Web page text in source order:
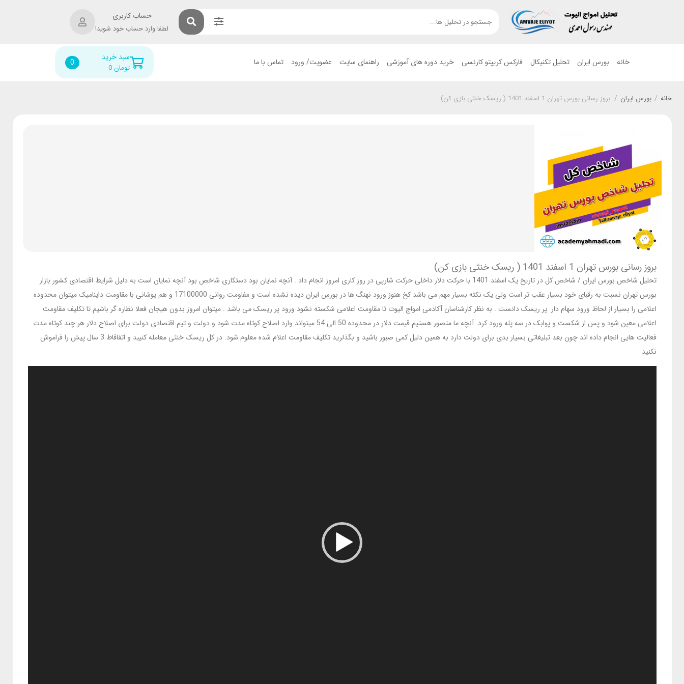
حساب کاربری
لطفا وارد حساب خود شوید!
خانه بورس ایران تحلیل تکنیکال فارکس کریپتو کارنسی خرید دوره های آموزشی راهنمای سایت عضویت/ ورود تماس با ما سبد خرید
0تومان 0
خانه / بورس ایران / بروز رسانی بورس تهران 1 اسفند 1401 ( ریسک خنثی بازی کن)
بروز رسانی بورس تهران 1 اسفند 1401 ( ریسک خنثی بازی کن)
تحلیل شاخص بورس ایران / شاخص کل در تاریخ یک اسفند 1401 با حرکت دلار داخلی حرکت شارپی در روز کاری امروز انجام داد . آنچه نمایان بود دستکاری شاخص بود آنچه نمایان است به دلیل شرایط اقتصادی کشور بازار
بورس تهران نسبت به رقبای خود بسیار عقب تر است ولی یک نکته بسیار مهم می باشد کخ هنوز ورود نهنگ ها در بورس ایران دیده نشده است و مفاومت روانی 17100000 و هم پوشانی با مقاومت داینامیک میتوان محدوده
اعلامی را بسیار از لحاظ ورود سهام دار پر ریسک دانست . به نظر کارشناسان آکادمی امواج الیوت تا مقاومت اعلامی شکسته نشود ورود پر ریسک می باشد . میتوان امروز بدون هیجان فعلا نظاره گر باشیم تا تکلیف مقاومت
اعلامی معین شود و پس از شکست و پوابک در سه پله ورود کرد. آنچه ما متصور هستیم قیمت دلار در محدوده 50 الی 54 میتواند وارد اصلاح کوتاه مدت شود و دولت و تیم اقتصادی دولت برای اصلاح دلار هر چند کوتاه مدت
فعالیت هایی انجام داده اند چون بعد تبلیغاتی بسیار بدی برای دولت دارد به همین دلیل کمی صبور باشید و بگذلرید تکلیف مقاومت اعلام شده معلوم شود. در کل ریسک خنثی معامله کنیبد و اتفاقاط 3 سال پیش را فراموش
نکنید